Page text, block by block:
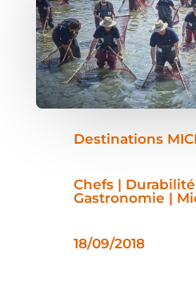
Destinations
Chefs |
Gastronomie |
18/09/2018